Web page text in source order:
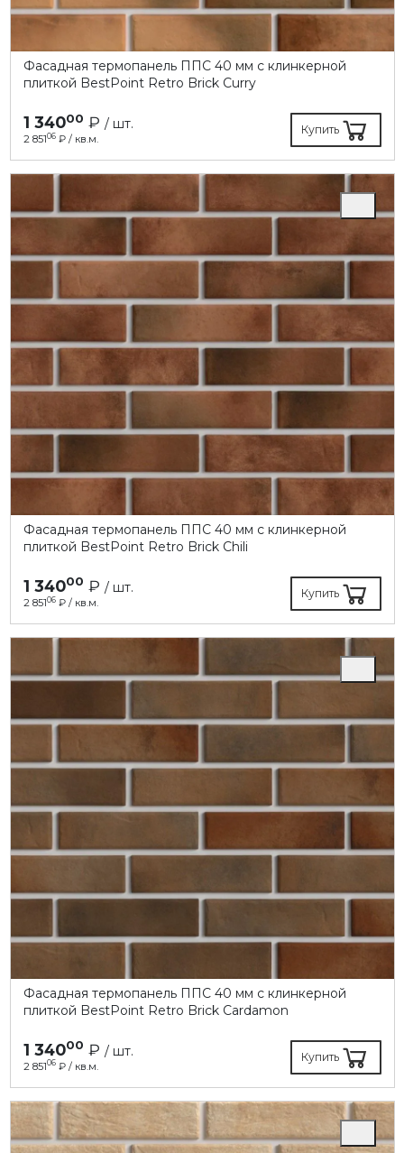
Фасадная термопанель ППC 40 мм с клинкерной
плиткой BestPoint Retro Brick Curry
1 34000 ₽ / шт.
2 85106₽ / кв.м.
Купить
Фасадная термопанель ППC 40 мм с клинкерной
плиткой BestPoint Retro Brick Chili
1 34000 ₽ / шт.
2 85106₽ / кв.м.
Купить
Фасадная термопанель ППC 40 мм с клинкерной
плиткой BestPoint Retro Brick Cardamon
1 34000 ₽ / шт.
2 85106₽ / кв.м.
Купить